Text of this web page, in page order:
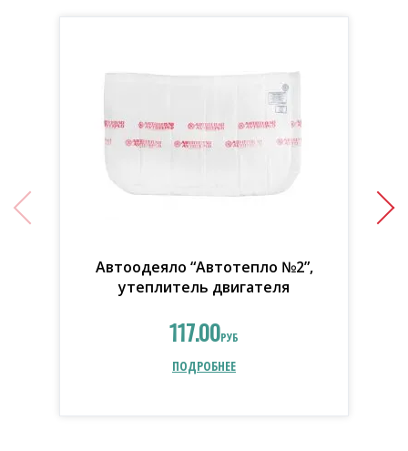
Автоодеяло “Автотепло №2”,
утеплитель двигателя
117.00РУБ
ПОДРОБНЕЕ